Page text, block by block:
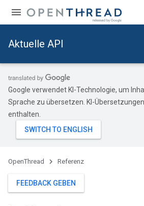
Aktuelle API
Google verwendet KI-Technologie, um
Sprache zu übersetzen. KI-
enthalten.
OpenThread Referenz
FEEDBACK GEBEN